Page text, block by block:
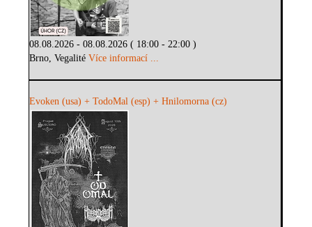
08.08.2026 - 08.08.2026 ( 18:00 - 22:00 )
Brno, VegalitéVíce informací ...
Evoken (usa) + TodoMal (esp) + Hnilomorna (cz)